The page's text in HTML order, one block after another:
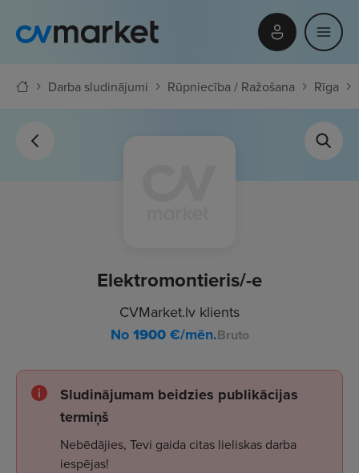
Darba sludinājumi Rūpniecība / Ražošana Rīga
Elektromontieris/-e
CVMarket.lv klients
No1900€/mēn.Bruto
Sludinājumam beidzies publikācijas
termiņš
Nebēdājies, Tevi gaida citas lieliskas darba
iespējas!